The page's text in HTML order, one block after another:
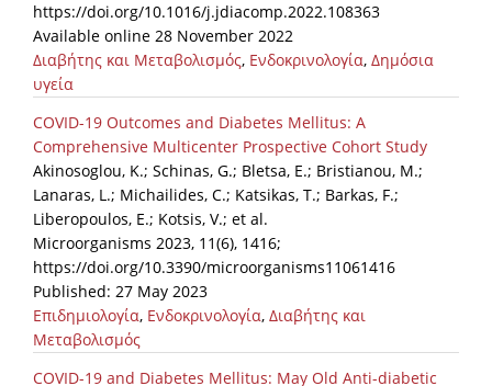
https://doi.org/10.1016/j.jdiacomp.2022.108363
Available online 28 November 2022
Διαβήτης και Μεταβολισμός, Ενδοκρινολογία, Δημόσια
υγεία
COVID-19 Outcomes and Diabetes Mellitus: A
Comprehensive Multicenter Prospective Cohort Study
Akinosoglou, K.; Schinas, G.; Bletsa, E.; Bristianou, M.;
Lanaras, L.; Michailides, C.; Katsikas, T.; Barkas, F.;
Liberopoulos, E.; Kotsis, V.; et al.
Microorganisms 2023, 11(6), 1416;
https://doi.org/10.3390/microorganisms11061416
Published: 27 May 2023
Επιδημιολογία, Ενδοκρινολογία, Διαβήτης και
Μεταβολισμός
COVID-19 and Diabetes Mellitus: May Old Anti-diabetic